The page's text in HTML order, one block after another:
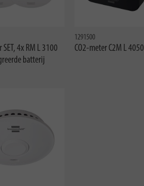
SET, 4x RM L 3100
batterij
1291500
CO2-meter C2M L 4050